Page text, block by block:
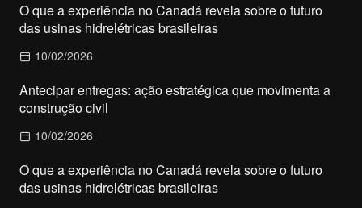
O que a experiência no Canadá revela sobre o futuro
das usinas hidrelétricas brasileiras
10/02/2026
Antecipar entregas: ação estratégica que movimenta a
construção civil
10/02/2026
O que a experiência no Canadá revela sobre o futuro
das usinas hidrelétricas brasileiras